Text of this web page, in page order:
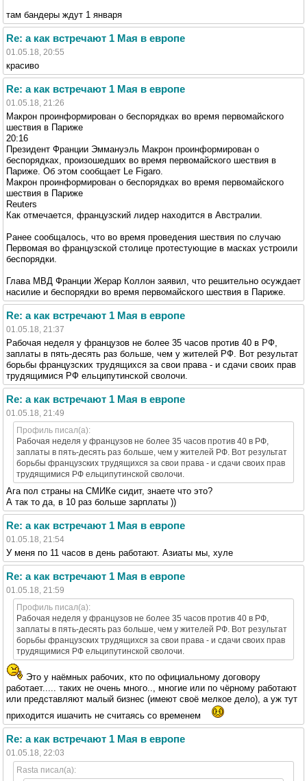
там бандеры ждут 1 января
Re: а как встречают 1 Мая в европе
01.05.18, 20:55
красиво
Re: а как встречают 1 Мая в европе
01.05.18, 21:26
Макрон проинформирован о беспорядках во время первомайского
шествия в Париже
20:16
Президент Франции Эммануэль Макрон проинформирован о
беспорядках, произошедших во время первомайского шествия в
Париже. Об этом сообщает Le Figaro.
Макрон проинформирован о беспорядках во время первомайского
шествия в Париже
Reuters
Как отмечается, французский лидер находится в Австралии.
Ранее сообщалось, что во время проведения шествия по случаю
Первомая во французской столице протестующие в масках устроили
беспорядки.
Глава МВД Франции Жерар Коллон заявил, что решительно осуждает
насилие и беспорядки во время первомайского шествия в Париже.
Re: а как встречают 1 Мая в европе
01.05.18, 21:37
Рабочая неделя у французов не более 35 часов против 40 в РФ,
заплаты в пять-десять раз больше, чем у жителей РФ. Вот результат
борьбы французских трудящихся за свои права - и сдачи своих прав
трудящимися РФ ельципутинской сволочи.
Re: а как встречают 1 Мая в европе
01.05.18, 21:49
Профиль писал(а):
Рабочая неделя у французов не более 35 часов против 40 в РФ,
заплаты в пять-десять раз больше, чем у жителей РФ. Вот результат
борьбы французских трудящихся за свои права - и сдачи своих прав
трудящимися РФ ельципутинской сволочи.
Ага пол страны на СМИКе сидит, знаете что это?
А так то да, в 10 раз больше зарплаты ))
Re: а как встречают 1 Мая в европе
01.05.18, 21:54
У меня по 11 часов в день работают. Азиаты мы, хуле
Re: а как встречают 1 Мая в европе
01.05.18, 21:59
Профиль писал(а):
Рабочая неделя у французов не более 35 часов против 40 в РФ,
заплаты в пять-десять раз больше, чем у жителей РФ. Вот результат
борьбы французских трудящихся за свои права - и сдачи своих прав
трудящимися РФ ельципутинской сволочи.
Это у наёмных рабочих, кто по официальному договору
работает..... таких не очень много.., многие или по чёрному работают
или представляют малый бизнес (имеют своё мелкое дело), а уж тут
приходится ишачить не считаясь сo временем
Re: а как встречают 1 Мая в европе
01.05.18, 22:03
Rasta писал(а):